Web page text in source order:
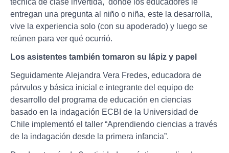
técnica de clase invertida, donde los educadores le
entregan una pregunta al niño o niña, este la desarrolla,
vive la experiencia solo (con su apoderado) y luego se
reúnen para ver qué ocurrió.
Los asistentes también tomaron su lápiz y papel
Seguidamente Alejandra Vera Fredes, educadora de
párvulos y básica inicial e integrante del equipo de
desarrollo del programa de educación en ciencias
basado en la indagación ECBI de la Universidad de
Chile implementó el taller “Aprendiendo ciencias a través
de la indagación desde la primera infancia”.